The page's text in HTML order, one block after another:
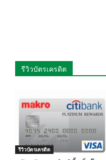
รีวิวบัตรเครดิต
รีวิวบัตรเครดิต